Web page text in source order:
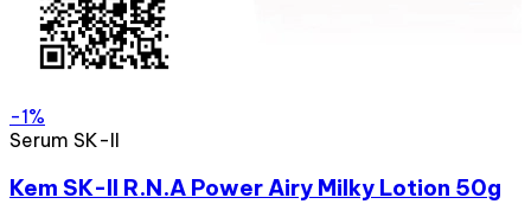
-1%
Serum SK-II
Kem SK-II R.N.A Power Airy Milky Lotion 50g